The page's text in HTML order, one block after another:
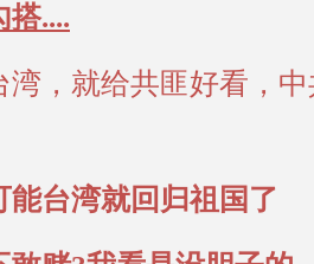
搭....
湾，就给共匪好看，
能台湾就回归祖国了